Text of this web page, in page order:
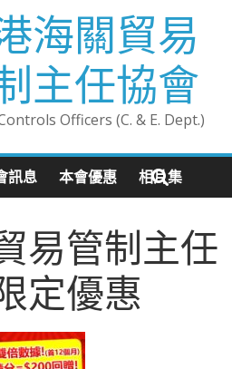
海關貿易
主任協會
Officers (C. & E. Dept.)
訊息 本會優惠 相片集
易管制主任
定優惠